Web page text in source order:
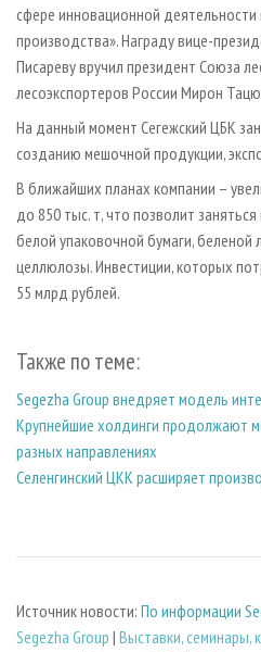
ПРОИЗВОДСТВО МЕБЕЛИ
БИОЭНЕРГЕТИКА
ЦБП
ИНСТРУМЕНТ И МАТЕРИАЛЫ
ПРИОРИТЕТНЫЕ
RUSSIAN FORESTRY REVIEW
ГАЗЕТА ЛЕСПРОМФОРУМ
БИБЛИОТЕКА СПЕЦИАЛИСТА
сфере инновационной
производства». Награду вице-
Писареву вручил президент Союза
лесоэкспортеров России Мирон
На данный момент Сегежский ЦБК
созданию мешочной продукции,
В ближайших планах компании –
до 850 тыс. т, что позволит
белой упаковочной бумаги, беленой
целлюлозы. Инвестиции, которых
55 млрд рублей.
Также по теме:
Segezha Group внедряет модель
Крупнейшие холдинги продолжают
разных направлениях
Селенгинский ЦКК расширяет
Источник новости: По информации
Segezha Group | Выставки, семинары,